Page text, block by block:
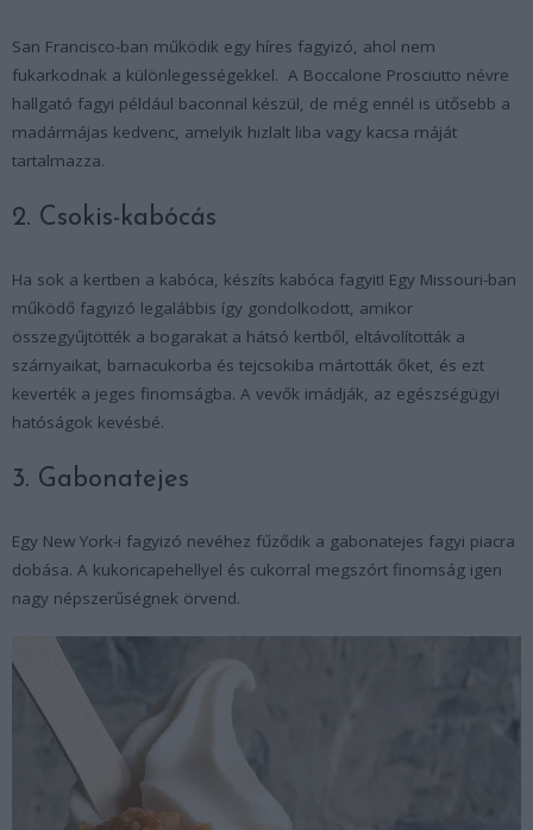
San Francisco-ban működik egy híres fagyizó, ahol nem
fukarkodnak a különlegességekkel. A Boccalone Prosciutto névre
hallgató fagyi például baconnal készül, de még ennél is ütősebb a
madármájas kedvenc, amelyik hizlalt liba vagy kacsa máját
tartalmazza.
2. Csokis-kabócás
Ha sok a kertben a kabóca, készíts kabóca fagyit! Egy Missouri-ban
működő fagyizó legalábbis így gondolkodott, amikor
összegyűjtötték a bogarakat a hátsó kertből, eltávolították a
szárnyaikat, barnacukorba és tejcsokiba mártották őket, és ezt
keverték a jeges finomságba. A vevők imádják, az egészségügyi
hatóságok kevésbé.
3. Gabonatejes
Egy New York-i fagyizó nevéhez fűződik a gabonatejes fagyi piacra
dobása. A kukoricapehellyel és cukorral megszórt finomság igen
nagy népszerűségnek örvend.